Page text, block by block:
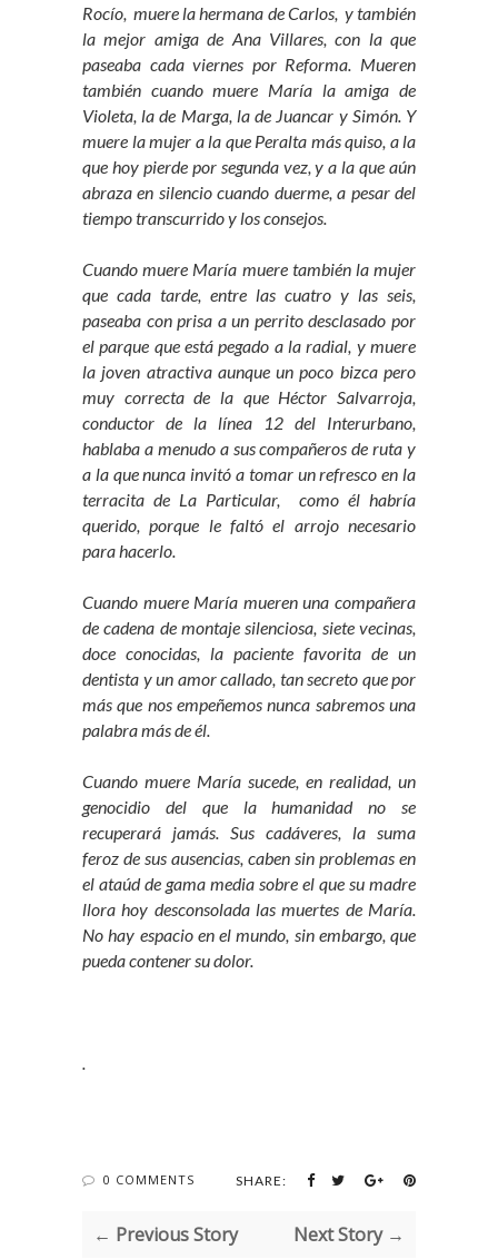
Rocío, muere la hermana de Carlos, y también
la mejor amiga de Ana Villares, con la que
paseaba cada viernes por Reforma. Mueren
también cuando muere María la amiga de
Violeta, la de Marga, la de Juancar y Simón. Y
muere la mujer a la que Peralta más quiso, a la
que hoy pierde por segunda vez, y a la que aún
abraza en silencio cuando duerme, a pesar del
tiempo transcurrido y los consejos.
Cuando muere María muere también la mujer
que cada tarde, entre las cuatro y las seis,
paseaba con prisa a un perrito desclasado por
el parque que está pegado a la radial, y muere
la joven atractiva aunque un poco bizca pero
muy correcta de la que Héctor Salvarroja,
conductor de la línea 12 del Interurbano,
hablaba a menudo a sus compañeros de ruta y
a la que nunca invitó a tomar un refresco en la
terracita de La Particular, como él habría
querido, porque le faltó el arrojo necesario
para hacerlo.
Cuando muere María mueren una compañera
de cadena de montaje silenciosa, siete vecinas,
doce conocidas, la paciente favorita de un
dentista y un amor callado, tan secreto que por
más que nos empeñemos nunca sabremos una
palabra más de él.
Cuando muere María sucede, en realidad, un
genocidio del que la humanidad no se
recuperará jamás. Sus cadáveres, la suma
feroz de sus ausencias, caben sin problemas en
el ataúd de gama media sobre el que su madre
llora hoy desconsolada las muertes de María.
No hay espacio en el mundo, sin embargo, que
pueda contener su dolor.
.
0 COMMENTS SHARE:
← Previous Story Next Story →